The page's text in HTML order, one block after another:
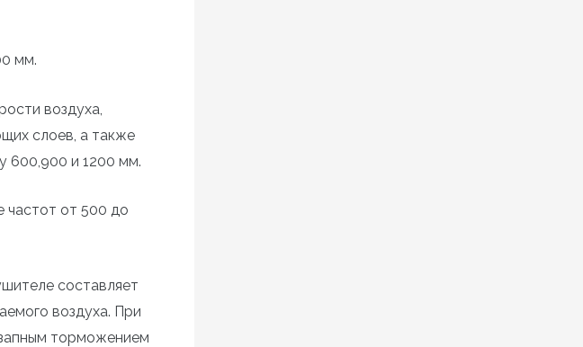
мм.
воздуха,
слоев, а также
600,900 и 1200 мм.
частот от 500 до
составляет
воздуха. При
торможением